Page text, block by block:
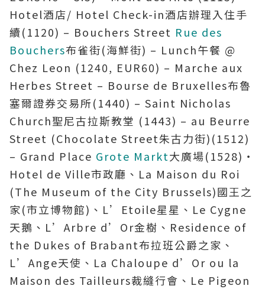
Hotel酒店/ Hotel Check-in酒店辦理入住手
續(1120) – Bouchers Street Rue des
Bouchers布雀街(海鮮街) – Lunch午餐 @
Chez Leon (1240, EUR60) – Marche aux
Herbes Street – Bourse de Bruxelles布魯
塞爾證券交易所(1440) – Saint Nicholas
Church聖尼古拉斯教堂 (1443) – au Beurre
Street (Chocolate Street朱古力街)(1512)
– Grand Place Grote Markt大廣場(1528)‧
Hotel de Ville市政廳、La Maison du Roi
(The Museum of the City Brussels)國王之
家(市立博物館)、L’Etoile星星、Le Cygne
天鵝、L’Arbre d’Or金樹、Residence of
the Dukes of Brabant布拉班公爵之家、
L’Ange天使、La Chaloupe d’Or ou la
Maison des Tailleurs裁縫行會、Le Pigeon